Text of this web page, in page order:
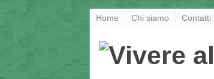
Home Chi siamo Contatti